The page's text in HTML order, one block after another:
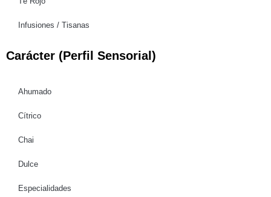
Infusiones / Tisanas
Carácter (Perfil Sensorial)
Ahumado
Cítrico
Chai
Dulce
Especialidades